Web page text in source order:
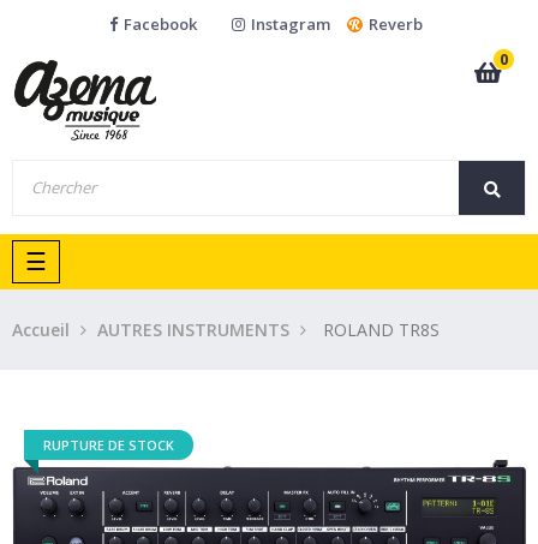
Facebook Instagram
Reverb
0
Basculer
la
navigation
☰
Accueil AUTRES INSTRUMENTS ROLAND TR8S
RUPTURE DE STOCK